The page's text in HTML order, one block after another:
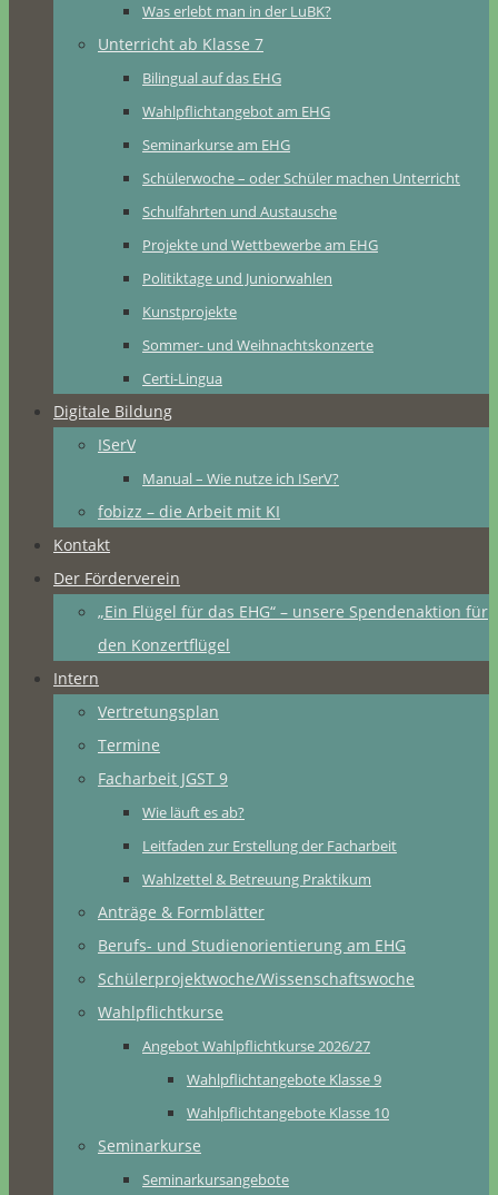
Was erlebt man in der LuBK?
Unterricht ab Klasse 7
Bilingual auf das EHG
Wahlpflichtangebot am EHG
Seminarkurse am EHG
Schülerwoche – oder Schüler machen Unterricht
Schulfahrten und Austausche
Projekte und Wettbewerbe am EHG
Politiktage und Juniorwahlen
Kunstprojekte
Sommer- und Weihnachtskonzerte
Certi-Lingua
Digitale Bildung
ISerV
Manual – Wie nutze ich ISerV?
fobizz – die Arbeit mit KI
Kontakt
Der Förderverein
„Ein Flügel für das EHG“ – unsere Spendenaktion für
den Konzertflügel
Intern
Vertretungsplan
Termine
Facharbeit JGST 9
Wie läuft es ab?
Leitfaden zur Erstellung der Facharbeit
Wahlzettel & Betreuung Praktikum
Anträge & Formblätter
Berufs- und Studienorientierung am EHG
Schülerprojektwoche/Wissenschaftswoche
Wahlpflichtkurse
Angebot Wahlpflichtkurse 2026/27
Wahlpflichtangebote Klasse 9
Wahlpflichtangebote Klasse 10
Seminarkurse
Seminarkursangebote